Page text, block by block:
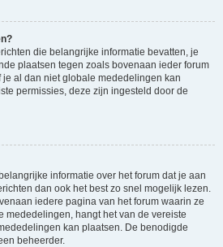
die belangrijke informatie bevatten, je
plaatsen tegen zoals bovenaan ieder forum
al dan niet globale mededelingen kan
permissies, deze zijn ingesteld door de
informatie over het forum dat je aan
dan ook het best zo snel mogelijk lezen.
iedere pagina van het forum waarin ze
mededelingen, hangt het van de vereiste
kan plaatsen. De benodigde
beheerder.